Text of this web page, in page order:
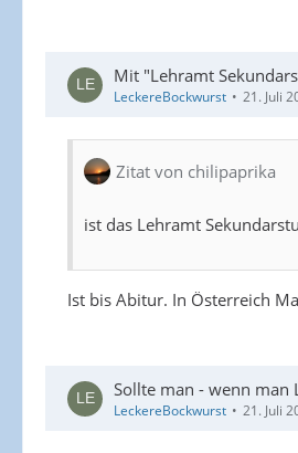
Mit "Lehramt
LeckereBockwurst 21. Juli
Zitat von chilipaprika
ist das Lehramt
Ist bis Abitur. In Österreich
Sollte man - wenn man
LeckereBockwurst 21. Juli